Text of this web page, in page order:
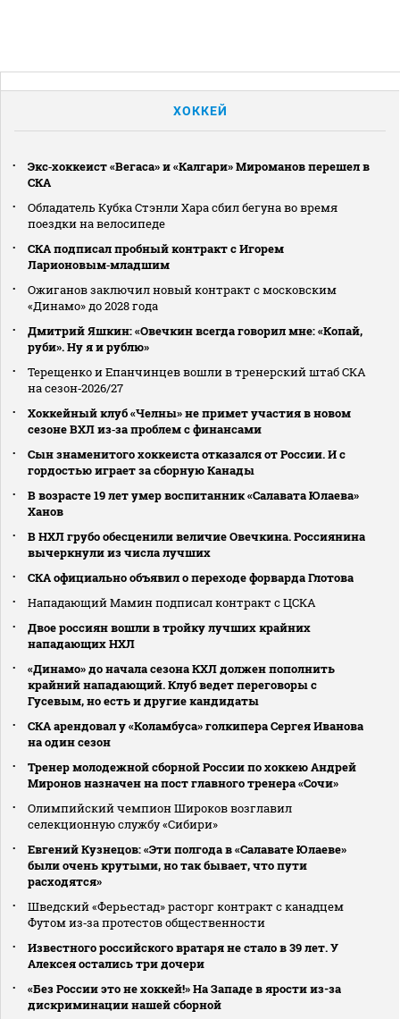
ХОККЕЙ
Экс‑хоккеист «Вегаса» и «Калгари» Мироманов перешел в
СКА
Обладатель Кубка Стэнли Хара сбил бегуна во время
поездки на велосипеде
СКА подписал пробный контракт с Игорем
Ларионовым‑младшим
Ожиганов заключил новый контракт с московским
«Динамо» до 2028 года
Дмитрий Яшкин: «Овечкин всегда говорил мне: «Копай,
руби». Ну я и рублю»
Терещенко и Епанчинцев вошли в тренерский штаб СКА
на сезон‑2026/27
Хоккейный клуб «Челны» не примет участия в новом
сезоне ВХЛ из‑за проблем с финансами
Сын знаменитого хоккеиста отказался от России. И с
гордостью играет за сборную Канады
В возрасте 19 лет умер воспитанник «Салавата Юлаева»
Ханов
В НХЛ грубо обесценили величие Овечкина. Россиянина
вычеркнули из числа лучших
СКА официально объявил о переходе форварда Глотова
Нападающий Мамин подписал контракт с ЦСКА
Двое россиян вошли в тройку лучших крайних
нападающих НХЛ
«Динамо» до начала сезона КХЛ должен пополнить
крайний нападающий. Клуб ведет переговоры с
Гусевым, но есть и другие кандидаты
СКА арендовал у «Коламбуса» голкипера Сергея Иванова
на один сезон
Тренер молодежной сборной России по хоккею Андрей
Миронов назначен на пост главного тренера «Сочи»
Олимпийский чемпион Широков возглавил
селекционную службу «Сибири»
Евгений Кузнецов: «Эти полгода в «Салавате Юлаеве»
были очень крутыми, но так бывает, что пути
расходятся»
Шведский «Ферьестад» расторг контракт с канадцем
Футом из‑за протестов общественности
Известного российского вратаря не стало в 39 лет. У
Алексея остались три дочери
«Без России это не хоккей!» На Западе в ярости из-за
дискриминации нашей сборной